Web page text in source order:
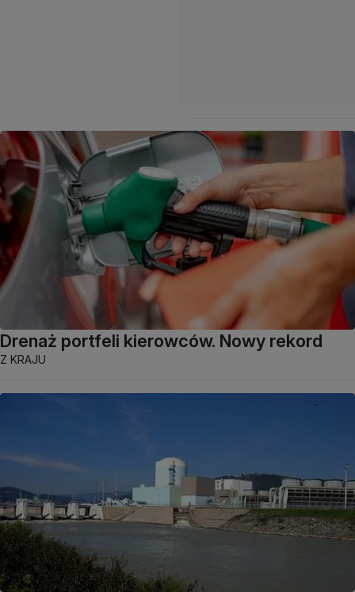
Drenaż portfeli kierowców. Nowy rekord
Z KRAJU